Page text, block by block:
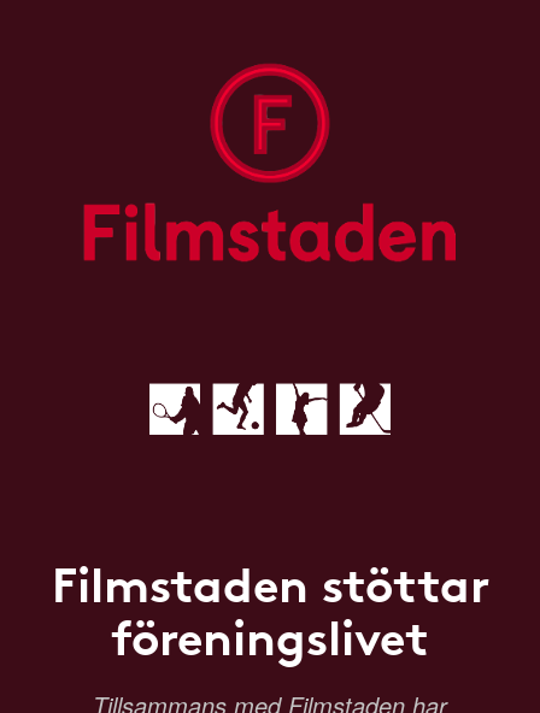
Filmstaden stöttar
föreningslivet
Tillsammans med Filmstaden har